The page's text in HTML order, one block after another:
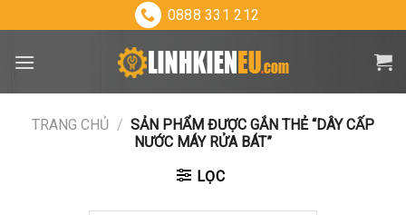
to
content
0888 331 212
TRANG CHỦ / SẢN PHẨM ĐƯỢC GẮN THẺ “DÂY CẤP
NƯỚC MÁY RỬA BÁT”
LỌC